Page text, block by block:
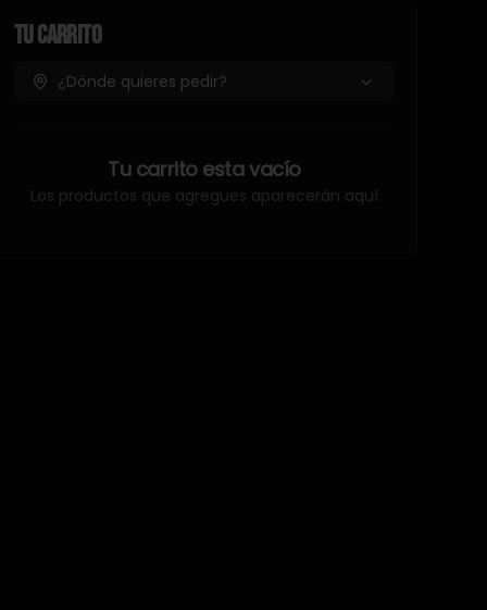
Tu Carrito
¿Dónde quieres pedir?
Tu carrito esta vacío
Los productos que agregues aparecerán aquí